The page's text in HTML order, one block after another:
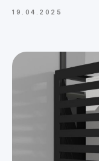
19.04.2025